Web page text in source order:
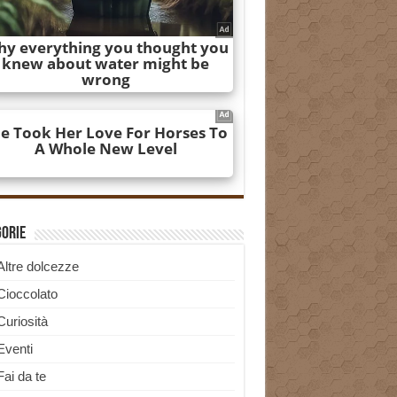
dolcezze
da te